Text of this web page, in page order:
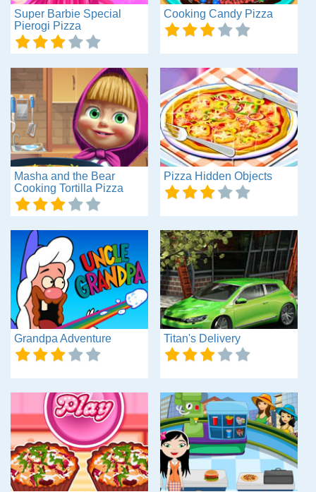
Super Barbie Special
Pierogi Pizza
Cooking Candy Pizza
Masha and the Bear
Cooking Tortilla Pizza
Pizza Hidden Objects
Grandpa Adventure Titan's Delivery